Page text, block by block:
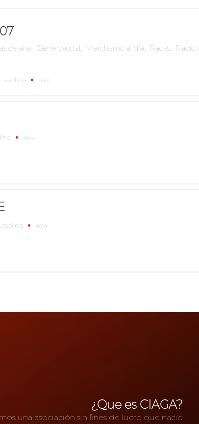
de aire Cierre central Marchamo al día Racks Radio
4x2
4x4
4x4
¿Que es CIAGA?
una asociación sin fines de lucro que nació